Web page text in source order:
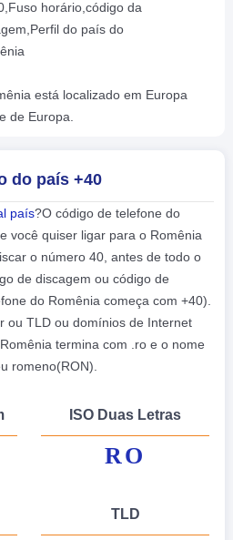
horário,código da
do país do
está localizado em Europa
de Europa.
do país +40
país?O código de telefone do
você quiser ligar para o Romênia
o número 40, antes de todo o
de discagem ou código de
do Romênia começa com +40).
ou TLD ou domínios de Internet
termina com .ro e o nome
romeno(RON).
ISO Duas Letras
RO
TLD